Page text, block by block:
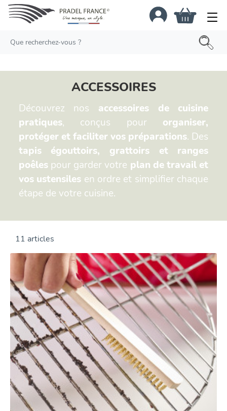
ACCESSOIRES
Découvrez nos accessoires de cuisine
pratiques, conçus pour organiser,
protéger et faciliter vos préparations. Des
tapis égouttoirs, grattoirs et ranges
poêlespour garder votre plan de travail et
vos ustensiles en ordre et simplifier chaque
étape de votre cuisine.
11 articles
×